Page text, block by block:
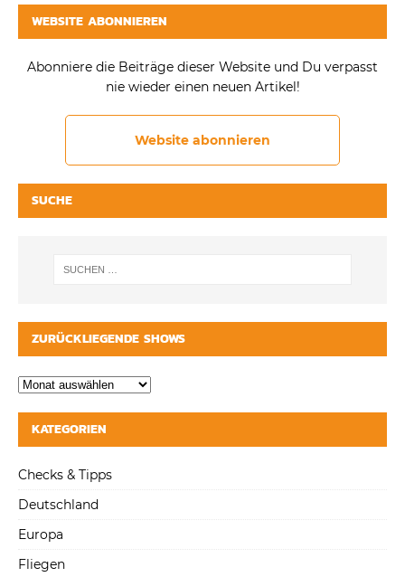
WEBSITE ABONNIEREN
Abonniere die Beiträge dieser Website und Du verpasst
nie wieder einen neuen Artikel!
Website abonnieren
SUCHE
ZURÜCKLIEGENDE SHOWS
KATEGORIEN
Checks & Tipps
Deutschland
Europa
Fliegen